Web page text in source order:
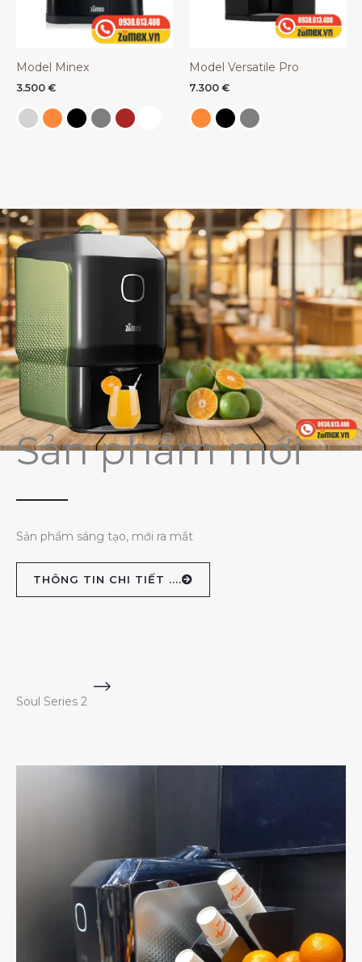
Model Minex
3.500 €
Model Versatile Pro
7.300 €
Sản phẩm mới
Sản phẩm sáng tạo, mới ra mắt
THÔNG TIN CHI TIẾT ....
Soul Series 2